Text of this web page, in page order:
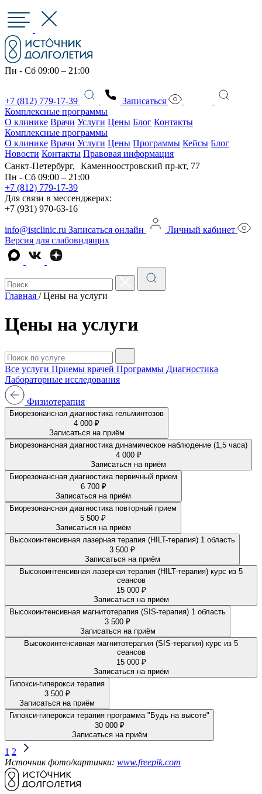
Пн - Сб 09:00 – 21:00
+7 (812) 779-17-39
Записаться
Комплексные программы
О клинике Врачи Услуги Цены Блог Контакты
Комплексные программы
О клинике Врачи Услуги Цены Программы Кейсы Блог
Новости Контакты Правовая информация
Санкт-Петербург, Каменноостровский пр-кт, 77
Пн - Сб 09:00 – 21:00
+7 (812) 779-17-39
Для связи в мессенджерах:
+7 (931) 970-63-16
info@istclinic.ru Записаться онлайн
Личный кабинет
Версия для слабовидящих
Главная / Цены на услуги
Цены на услуги
Все услуги Приемы врачей Программы Диагностика
Лабораторные исследования
Физиотерапия
Биорезонансная диагностика гельминтозов
4 000 ₽
Записаться на приём
Биорезонансная диагностика динамическое наблюдение (1,5 часа)
4 000 ₽
Записаться на приём
Биорезонансная диагностика первичный прием
6 700 ₽
Записаться на приём
Биорезонансная диагностика повторный прием
5 500 ₽
Записаться на приём
Высокоинтенсивная лазерная терапия (HILT-терапия) 1 область
3 500 ₽
Записаться на приём
Высокоинтенсивная лазерная терапия (HILT-терапия) курс из 5
сеансов
15 000 ₽
Записаться на приём
Высокоинтенсивная магнитотерапия (SIS-терапия) 1 область
3 500 ₽
Записаться на приём
Высокоинтенсивная магнитотерапия (SIS-терапия) курс из 5
сеансов
15 000 ₽
Записаться на приём
Гипокси-гиперокси терапия
3 500 ₽
Записаться на приём
Гипокси-гиперокси терапия программа "Будь на высоте"
30 000 ₽
Записаться на приём
1 2
Источник фото/картинки: www.freepik.com